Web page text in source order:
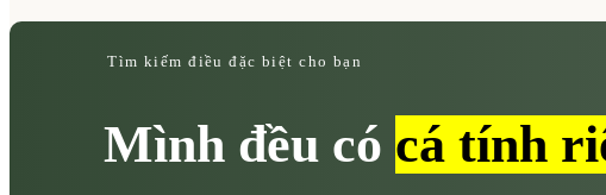
Tìm kiếm điều đặc biệt cho bạn
Mình đều có cá tính